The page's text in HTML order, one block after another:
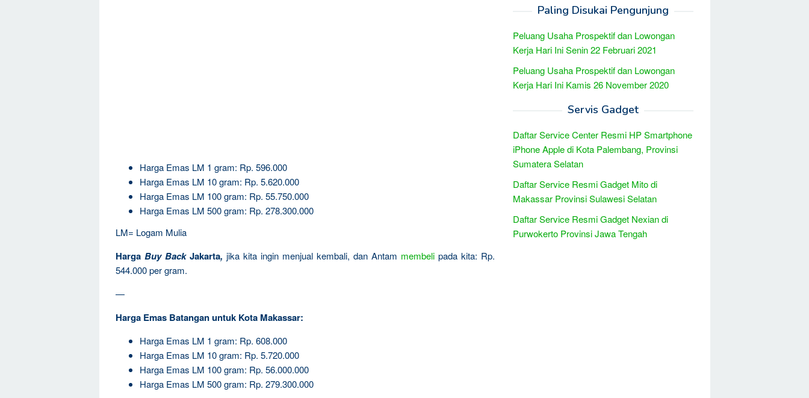
Harga Emas LM 1 gram: Rp. 596.000
Harga Emas LM 10 gram: Rp. 5.620.000
Harga Emas LM 100 gram: Rp. 55.750.000
Harga Emas LM 500 gram: Rp. 278.300.000
LM= Logam Mulia
Harga Buy Back Jakarta, jika kita ingin menjual kembali, dan Antam membeli pada kita: Rp.
544.000 per gram.
—
Harga Emas Batangan untuk Kota Makassar:
Harga Emas LM 1 gram: Rp. 608.000
Harga Emas LM 10 gram: Rp. 5.720.000
Harga Emas LM 100 gram: Rp. 56.000.000
Harga Emas LM 500 gram: Rp. 279.300.000
Paling Disukai Pengunjung
Peluang Usaha Prospektif dan Lowongan
Kerja Hari Ini Senin 22 Februari 2021
Peluang Usaha Prospektif dan Lowongan
Kerja Hari Ini Kamis 26 November 2020
Servis Gadget
Daftar Service Center Resmi HP Smartphone
iPhone Apple di Kota Palembang, Provinsi
Sumatera Selatan
Daftar Service Resmi Gadget Mito di
Makassar Provinsi Sulawesi Selatan
Daftar Service Resmi Gadget Nexian di
Purwokerto Provinsi Jawa Tengah